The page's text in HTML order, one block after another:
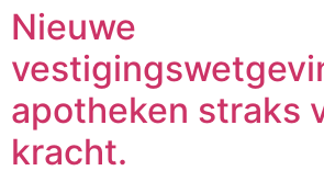
Nieuwe
apotheken straks
kracht.